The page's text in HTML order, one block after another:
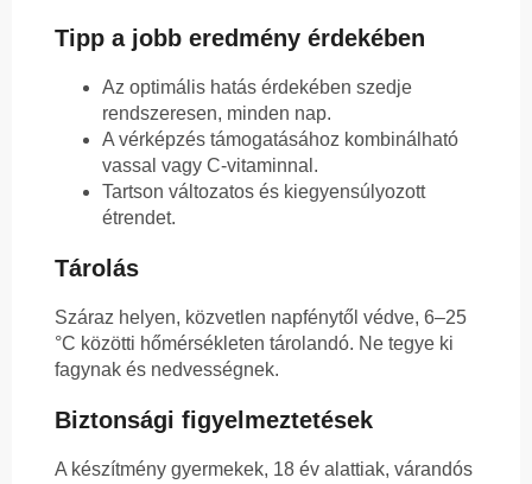
Tipp a jobb eredmény érdekében
Az optimális hatás érdekében szedje
rendszeresen, minden nap.
A vérképzés támogatásához kombinálható
vassal vagy C-vitaminnal.
Tartson változatos és kiegyensúlyozott
étrendet.
Tárolás
Száraz helyen, közvetlen napfénytől védve, 6–25
°C közötti hőmérsékleten tárolandó. Ne tegye ki
fagynak és nedvességnek.
Biztonsági figyelmeztetések
A készítmény gyermekek, 18 év alattiak, várandós